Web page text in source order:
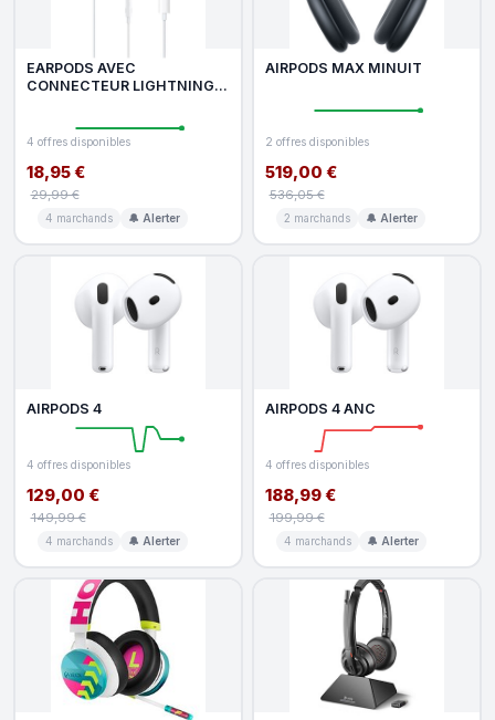
EARPODS AVEC
CONNECTEUR LIGHTNING
4 offres disponibles
18,95 €
29,99 €
4 marchands 🔔 Alerter
AIRPODS MAX MINUIT
2 offres disponibles
519,00 €
536,05 €
2 marchands 🔔 Alerter
AIRPODS 4
4 offres disponibles
129,00 €
149,99 €
4 marchands 🔔 Alerter
AIRPODS 4 ANC
4 offres disponibles
188,99 €
199,99 €
4 marchands 🔔 Alerter